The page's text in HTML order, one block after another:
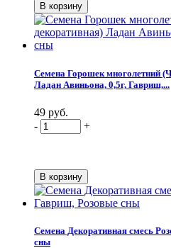
Семена Горошек многолетний
Ладан Авиньона, 0,5г, Гавриш,...
49 руб.
-
+
Семена Декоративная смесь
сны